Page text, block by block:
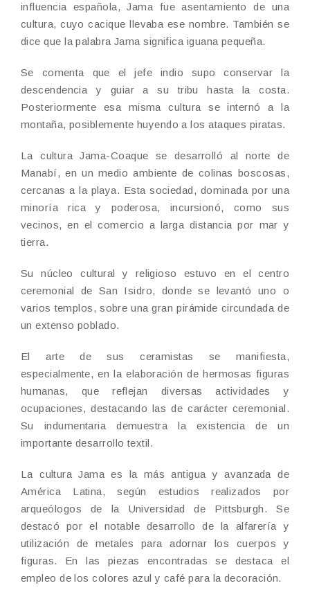
influencia española, Jama fue asentamiento de una
cultura, cuyo cacique llevaba ese nombre. También se
dice que la palabra Jama significa iguana pequeña.
Se comenta que el jefe indio supo conservar la
descendencia y guiar a su tribu hasta la costa.
Posteriormente esa misma cultura se internó a la
montaña, posiblemente huyendo a los ataques piratas.
La cultura Jama-Coaque se desarrolló al norte de
Manabí, en un medio ambiente de colinas boscosas,
cercanas a la playa. Esta sociedad, dominada por una
minoría rica y poderosa, incursionó, como sus
vecinos, en el comercio a larga distancia por mar y
tierra.
Su núcleo cultural y religioso estuvo en el centro
ceremonial de San Isidro, donde se levantó uno o
varios templos, sobre una gran pirámide circundada de
un extenso poblado.
El arte de sus ceramistas se manifiesta,
especialmente, en la elaboración de hermosas figuras
humanas, que reflejan diversas actividades y
ocupaciones, destacando las de carácter ceremonial.
Su indumentaria demuestra la existencia de un
importante desarrollo textil.
La cultura Jama es la más antigua y avanzada de
América Latina, según estudios realizados por
arqueólogos de la Universidad de Pittsburgh. Se
destacó por el notable desarrollo de la alfarería y
utilización de metales para adornar los cuerpos y
figuras. En las piezas encontradas se destaca el
empleo de los colores azul y café para la decoración.